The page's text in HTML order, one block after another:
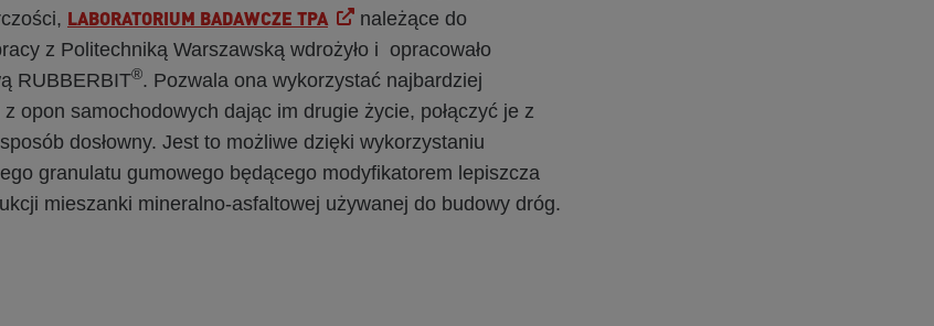
LABORATORIUM BADAWCZE TPA
należące do
z Politechniką Warszawską wdrożyło i opracowało
RUBBERBIT®. Pozwala ona wykorzystać najbardziej
opon samochodowych dając im drugie życie, połączyć je z
dosłowny. Jest to możliwe dzięki wykorzystaniu
granulatu gumowego będącego modyfikatorem lepiszcza
mieszanki mineralno-asfaltowej używanej do budowy dróg.